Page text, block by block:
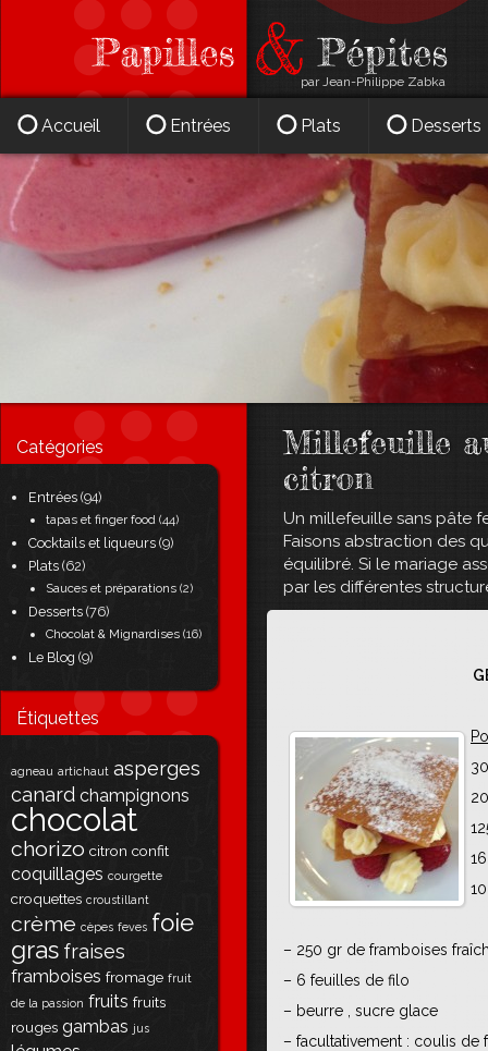
par Jean-Philippe Zabka
Catégories
Entrées (94)
tapas et finger food (44)
Cocktails et liqueurs (9)
Plats (62)
Sauces et préparations (2)
Desserts (76)
Chocolat & Mignardises (16)
Le Blog (9)
Étiquettes
agneau artichaut asperges
canard champignons
chocolat
chorizo citron confit
coquillages courgette
croquettes croustillant
crème cèpes feves foie
gras fraises
framboises fromage fruit
de la passion fruits fruits
rouges gambas jus
Millefeuille
citron
Un millefeuille sans pâte
Faisons abstraction des
équilibré. Si le mariage
par les différentes
– 250 gr de framboises
– 6 feuilles de filo
– beurre , sucre glace
– facultativement : coulis de
Accueil Entrées Plats Desserts